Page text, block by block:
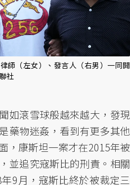
師（左女）、發言人（右男）一同開
社
如滾雪球般越來越大，發現
藥物迷姦，看到有更多其他
，康斯坦一案才在2015年被
並追究寇斯比的刑責。相關
9月，寇斯比終於被裁定三